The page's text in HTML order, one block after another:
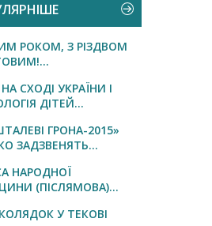
РОКОМ, З РІЗДВОМ
СХОДІ УКРАЇНИ І
ДІТЕЙ...
ГРОНА-2015»
ЗАДЗВЕНЯТЬ...
НАРОДНОЇ
(ПІСЛЯМОВА)...
КОЛЯДОК У ТЕКОВІ